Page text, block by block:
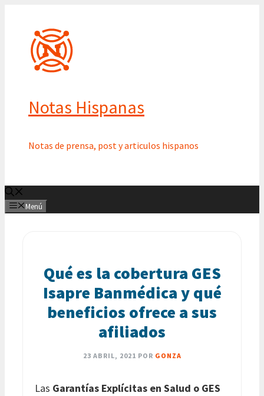
contenido
Notas Hispanas
Notas de prensa, post y articulos hispanos
Menú
Qué es la cobertura GES
Isapre Banmédica y qué
beneficios ofrece a sus
afiliados
23 ABRIL, 2021 POR GONZA
Las Garantías Explícitas en Salud o GES